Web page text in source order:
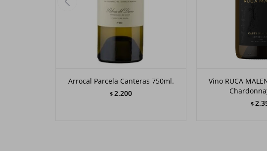
Arrocal Parcela Canteras 750ml.
$ 2.200
Vino RUCA
$